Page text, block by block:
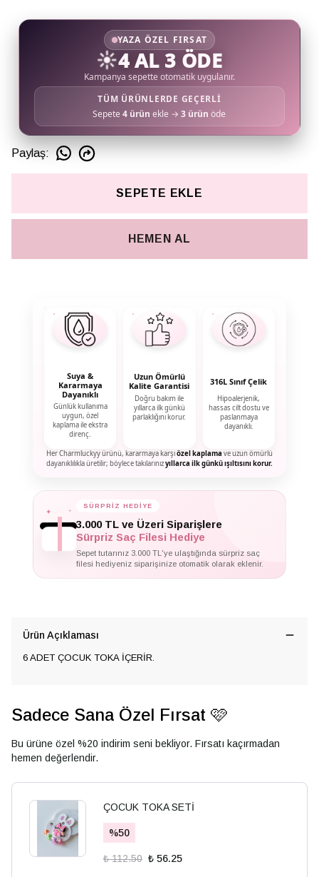
YAZA ÖZEL FIRSAT
☀️4 AL 3 ÖDE
Kampanya sepette otomatik uygulanır.
TÜM ÜRÜNLERDE GEÇERLİ
Sepete4 ürün ekle →3 ürün öde
Paylaş:
SEPETE EKLE
HEMEN AL
Suya &
Kararmaya
Dayanıklı
Günlük kullanıma
uygun, özel
kaplama ile ekstra
direnç.
Uzun Ömürlü
Kalite Garantisi
Doğru bakım ile
yıllarca ilk günkü
parlaklığını korur.
316L Sınıf Çelik
Hipoalerjenik,
hassas cilt dostu ve
paslanmaya
dayanıklı.
Her Charmluckyy ürünü, kararmaya karşıözel kaplama ve uzun ömürlü
dayanıklılıkla üretilir; böylece takılarınızyıllarca ilk günkü ışıltısını korur.
✦ SÜRPRİZ HEDİYE
3.000 TL ve Üzeri Siparişlere
Sürpriz Saç Filesi Hediye
Sepet tutarınız 3.000 TL'ye ulaştığında sürpriz saç
filesi hediyeniz siparişinize otomatik olarak eklenir.
Ürün Açıklaması
6 ADET ÇOCUK TOKA İÇERİR.
Sadece Sana Özel Fırsat 🩷
Bu ürüne özel %20 indirim seni bekliyor. Fırsatı kaçırmadan
hemen değerlendir.
ÇOCUK TOKA SETİ
%50
₺ 112.50 ₺ 56.25